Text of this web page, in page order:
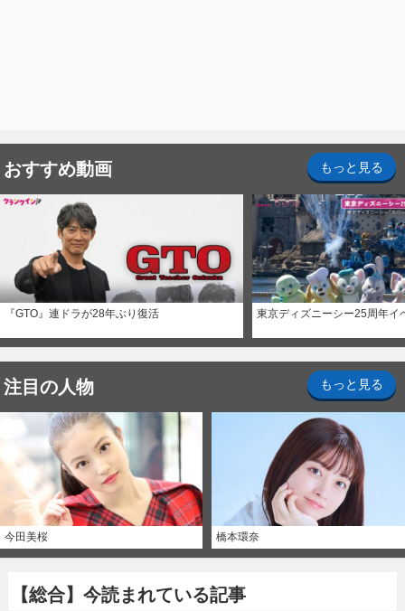
おすすめ動画 もっと見る
『GTO』連ドラが28年ぶり復活 東京ディズニーシー25周年イ
注目の人物 もっと見る
今田美桜 橋本環奈
【総合】今読まれている記事